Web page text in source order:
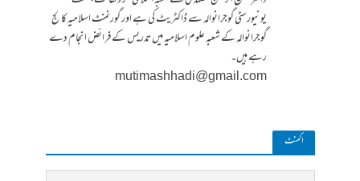
یونیورسٹی گوجرانوالہ سے ڈاکٹریٹ کی ہے اور گورنمنٹ اسلامیہ کالج
گوجرانوالہ کے شعبہ علوم اسلامیہ میں تدریس کے فرائض انجام دے
رہے ہیں۔
mutimashhadi@gmail.com
ا کمنٹ